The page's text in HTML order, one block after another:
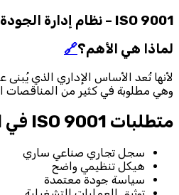
ISO 9001 – نظام إدارة الجودة
لماذا هي الأهم؟🔗
لأنها تُعد الأساس الإداري الذي
وهي مطلوبة في كثير من المناقصات
متطلبات ISO 9001 في السعودية:
سجل تجاري صناعي ساري
هيكل تنظيمي واضح
سياسة جودة معتمدة